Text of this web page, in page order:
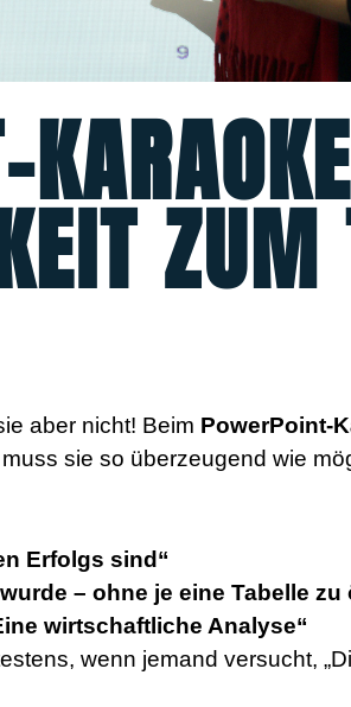
ZUM
aber nicht! Beim PowerPoint-
sie so überzeugend wie
Erfolgs sind“
– ohne je eine Tabelle zu
wirtschaftliche Analyse“
wenn jemand versucht,